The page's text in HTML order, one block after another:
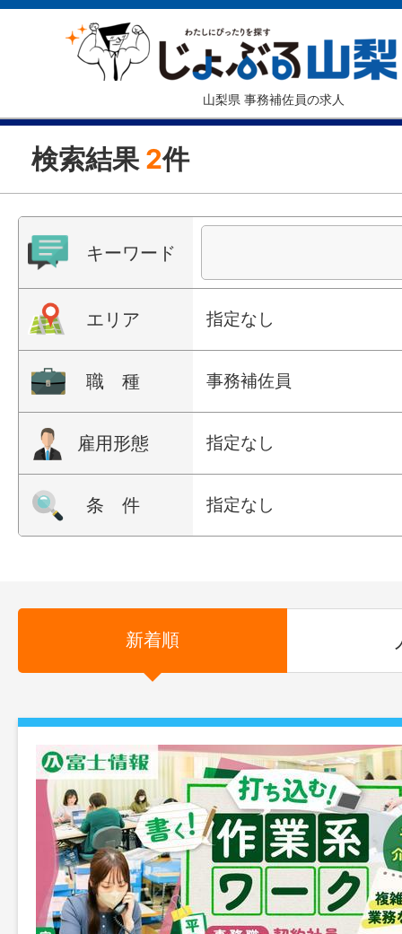
山梨県 事務補佐員の求人
検索結果 2件
キーワード
エリア 指定なし
職 種 事務補佐員
雇用形態 指定なし
条 件 指定なし
新着順